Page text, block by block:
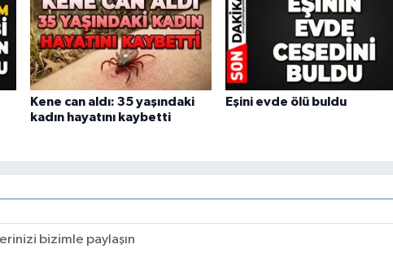
Kene can aldı: 35 yaşındaki
kadın hayatını kaybetti
Eşini evde ölü buldu